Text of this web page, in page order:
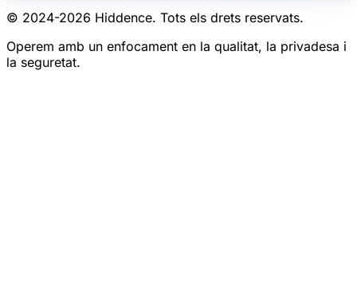
© 2024-2026 Hiddence. Tots els drets reservats.
Operem amb un enfocament en la qualitat, la privadesa i
la seguretat.